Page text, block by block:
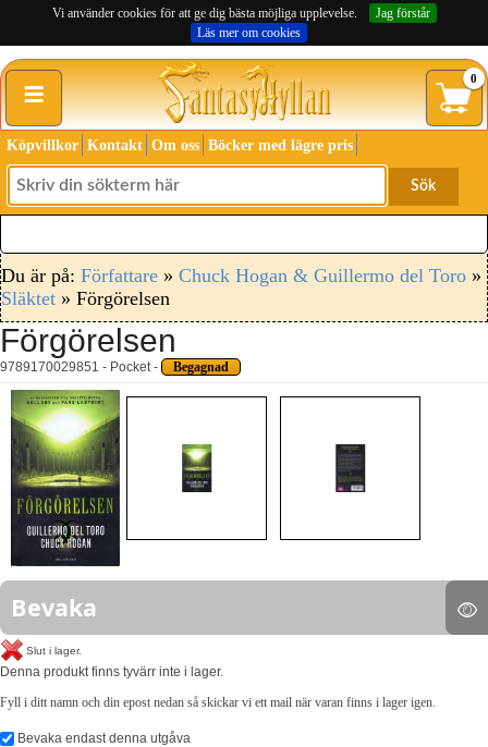
Vi använder cookies för att ge dig bästa möjliga upplevelse.
Jag förstår
Läs mer om cookies
≡ 0
Köpvillkor Kontakt Om oss Böcker med lägre pris
Sök
Du är på: Författare » Chuck Hogan & Guillermo del Toro »
Släktet » Förgörelsen
Förgörelsen
9789170029851 - Pocket - Begagnad
Bevaka
Slut i lager.
Denna produkt finns tyvärr inte i lager.
Fyll i ditt namn och din epost nedan så skickar vi ett mail när varan finns i lager igen.
Bevaka endast denna utgåva